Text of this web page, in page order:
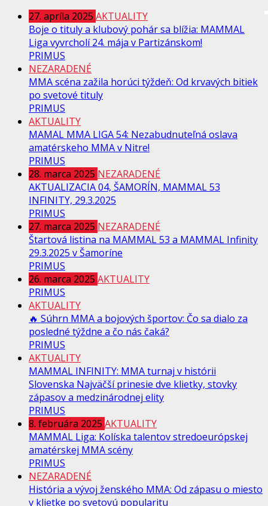
27. apríla 2025 AKTUALITY
Boje o tituly a klubový pohár sa blížia: MAMMAL
Liga vyvrcholí 24. mája v Partizánskom!
PRIMUS
NEZARADENÉ
MMA scéna zažila horúci týždeň: Od krvavých bitiek
po svetové tituly
PRIMUS
AKTUALITY
MAMAL MMA LIGA 54: Nezabudnuteľná oslava
amatérskeho MMA v Nitre!
PRIMUS
28. marca 2025 NEZARADENÉ
AKTUALIZACIA 04, ŠAMORÍN, MAMMAL 53
INFINITY, 29.3.2025
PRIMUS
27. marca 2025 NEZARADENÉ
Štartová listina na MAMMAL 53 a MAMMAL Infinity
29.3.2025 v Šamoríne
PRIMUS
26. marca 2025 AKTUALITY
PRIMUS
AKTUALITY
🔥 Súhrn MMA a bojových športov: Čo sa dialo za
posledné týždne a čo nás čaká?
PRIMUS
AKTUALITY
MAMMAL INFINITY: MMA turnaj v histórii
Slovenska Najväčší prinesie dve klietky, stovky
zápasov a medzinárodnej elity
PRIMUS
8. februára 2025 AKTUALITY
MAMMAL Liga: Kolíska talentov stredoeurópskej
amatérskej MMA scény
PRIMUS
NEZARADENÉ
História a vývoj ženského MMA: Od zápasu o miesto
v klietke po svetovú popularitu